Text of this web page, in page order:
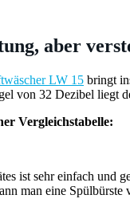
aber
LW 15 bringt
von 32 Dezibel liegt
Vergleichstabelle:
ist sehr einfach und
man eine